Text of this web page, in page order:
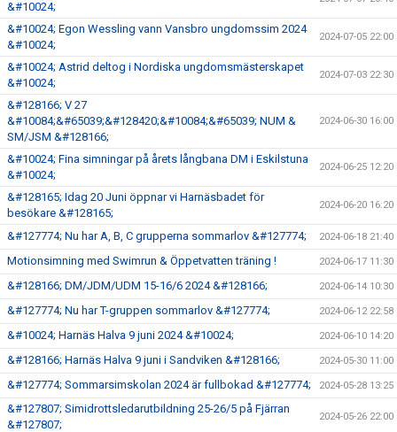
&#10024;
&#10024; Egon Wessling vann Vansbro ungdomssim 2024
&#10024;
2024-07-05 22:00
&#10024; Astrid deltog i Nordiska ungdomsmästerskapet
&#10024;
2024-07-03 22:30
&#128166; V 27
&#10084;&#65039;&#128420;&#10084;&#65039; NUM &
SM/JSM &#128166;
2024-06-30 16:00
&#10024; Fina simningar på årets långbana DM i Eskilstuna
&#10024;
2024-06-25 12:20
&#128165; Idag 20 Juni öppnar vi Harnäsbadet för
besökare &#128165;
2024-06-20 16:20
&#127774; Nu har A, B, C grupperna sommarlov &#127774; 2024-06-18 21:40
Motionsimning med Swimrun & Öppetvatten träning ! 2024-06-17 11:30
&#128166; DM/JDM/UDM 15-16/6 2024 &#128166; 2024-06-14 10:30
&#127774; Nu har T-gruppen sommarlov &#127774; 2024-06-12 22:58
&#10024; Harnäs Halva 9 juni 2024 &#10024; 2024-06-10 14:20
&#128166; Harnäs Halva 9 juni i Sandviken &#128166; 2024-05-30 11:00
&#127774; Sommarsimskolan 2024 är fullbokad &#127774; 2024-05-28 13:25
&#127807; Simidrottsledarutbildning 25-26/5 på Fjärran
&#127807;
2024-05-26 22:00